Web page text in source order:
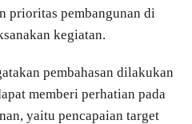
prioritas pembangunan di
kegiatan.
pembahasan dilakukan
memberi perhatian pada
yaitu pencapaian target